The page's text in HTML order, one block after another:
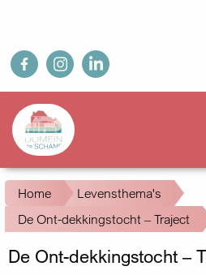
Overslaan
en
naar
inhoud
gaan
fb ig in
Main
navigation
Kruimelpad
Home
Levensthema's
De Ont-dekkingstocht – Traject
De Ont-dekkingstocht –